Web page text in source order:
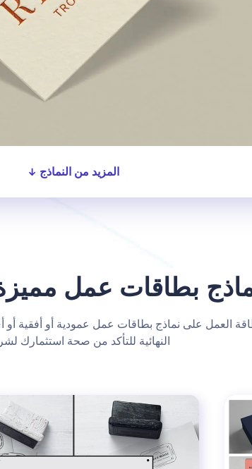
المزيد من النماذج
بطاقات عمل
العمل على نماذج بطاقات عمل عمودية أو أفقية أو أي
النهائية للتأكد من صحة استثمارك